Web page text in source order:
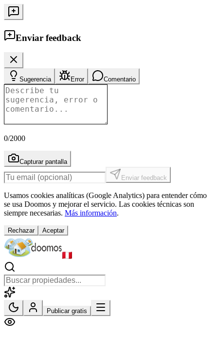
Enviar feedback
Sugerencia Error Comentario
0/2000
Capturar pantalla
Enviar feedback
Usamos cookies analíticas (Google Analytics) para entender cómo
se usa Doomos y mejorar el servicio. Las cookies técnicas son
siempre necesarias. Más información.
Rechazar Aceptar
Publicar gratis